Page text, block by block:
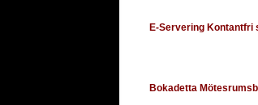
E-Servering Kontantfri
Bokadetta